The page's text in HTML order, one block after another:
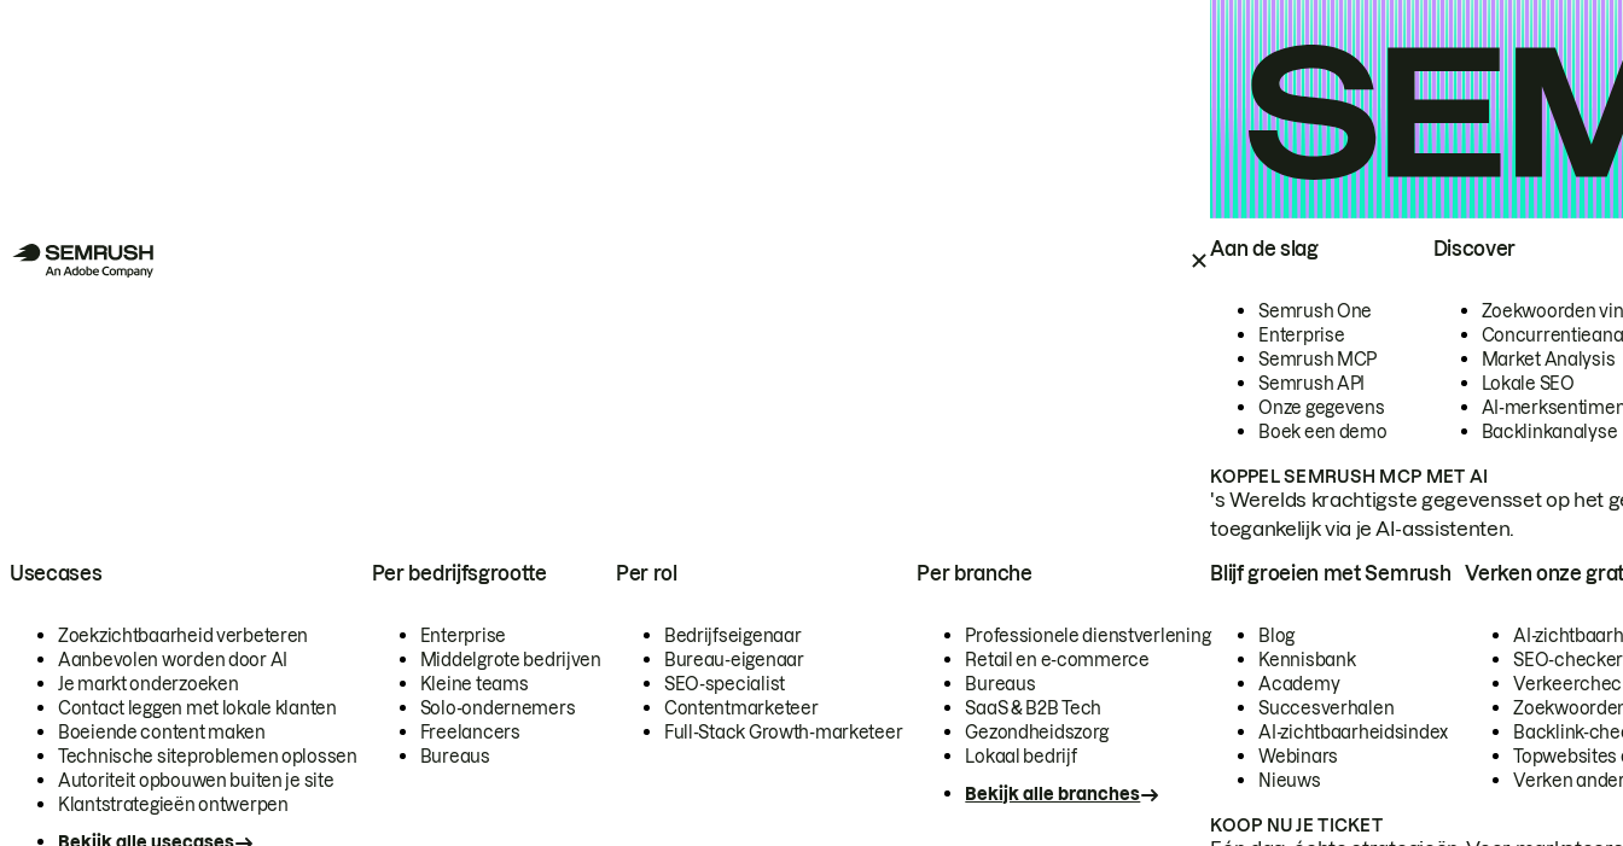
Aan de slag
Semrush One
Enterprise
Semrush MCP
Semrush API
Onze gegevens
Boek een demo
Discover
Zoekwoorden
Market Analysis
Lokale SEO
AI-
Backlinkanalyse
KOPPEL SEMRUSH MCP MET AI
's Werelds krachtigste gegevensset op het
toegankelijk via je AI-assistenten.
Usecases
Zoekzichtbaarheid verbeteren
Aanbevolen worden door AI
Je markt onderzoeken
Contact leggen met lokale klanten
Boeiende content maken
Technische siteproblemen oplossen
Autoriteit opbouwen buiten je site
Klantstrategieën ontwerpen
Per bedrijfsgrootte
Enterprise
Middelgrote bedrijven
Kleine teams
Solo-ondernemers
Freelancers
Bureaus
Per rol
Bedrijfseigenaar
Bureau-eigenaar
SEO-specialist
Contentmarketeer
Full-Stack Growth-marketeer
Per branche
Professionele dienstverlening
Retail en e-commerce
Bureaus
SaaS & B2B Tech
Gezondheidszorg
Lokaal bedrijf
Bekijk alle branches
Blijf groeien met Semrush
Blog
Kennisbank
Academy
Succesverhalen
AI-zichtbaarheidsindex
Webinars
Nieuws
Verken onze
AI-
SEO-checker
Backlink-
Topwebsites
Verken
KOOP NU JE TICKET